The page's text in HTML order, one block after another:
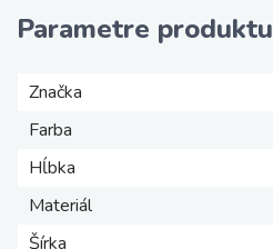
Parametre produktu
Značka
Farba
Hĺbka
Materiál
Šírka